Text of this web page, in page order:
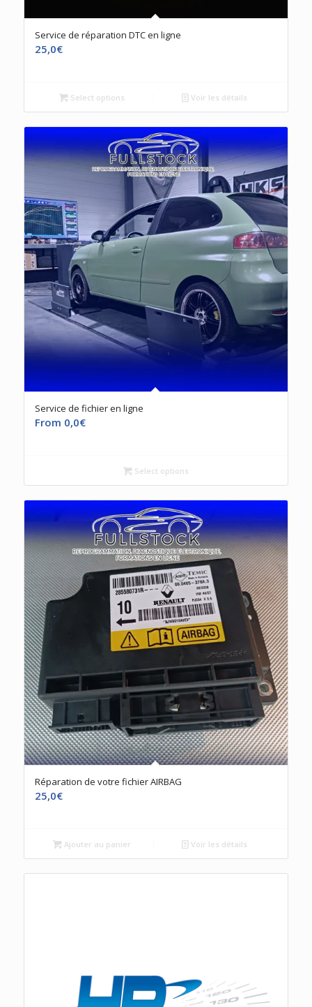
Service de réparation DTC en ligne
25,0€
Select options Voir les détails
Service de fichier en ligne
From 0,0€
Select options
Réparation de votre fichier AIRBAG
25,0€
Ajouter au panier Voir les détails